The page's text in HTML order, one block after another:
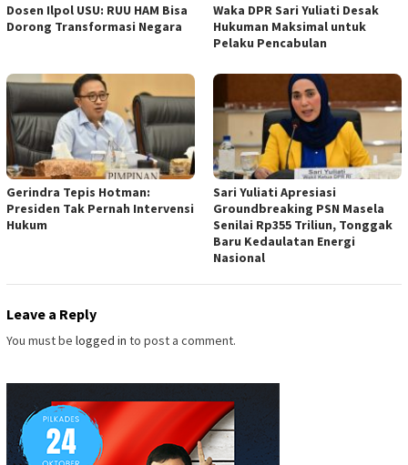
Dosen Ilpol USU: RUU HAM Bisa
Dorong Transformasi Negara
Waka DPR Sari Yuliati Desak
Hukuman Maksimal untuk
Pelaku Pencabulan
Gerindra Tepis Hotman:
Presiden Tak Pernah Intervensi
Hukum
Sari Yuliati Apresiasi
Groundbreaking PSN Masela
Senilai Rp355 Triliun, Tonggak
Baru Kedaulatan Energi
Nasional
Leave a Reply
You must be logged in to post a comment.